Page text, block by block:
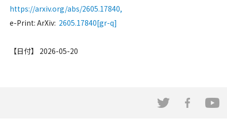
https://arxiv.org/abs/2605.17840,
e-Print: ArXiv: 2605.17840[gr-q]
【日付】 2026-05-20